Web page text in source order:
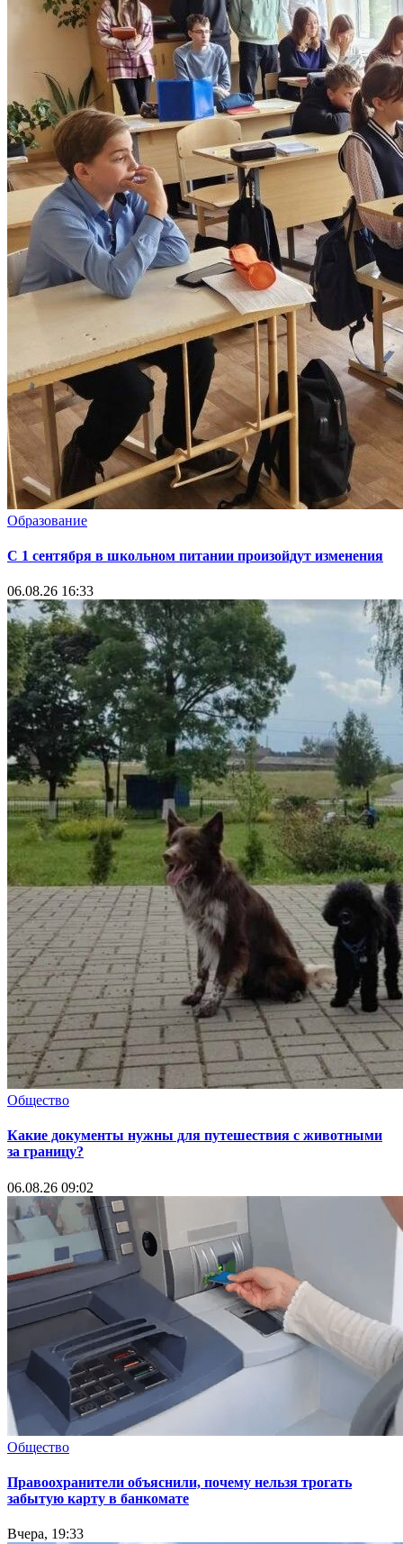
Образование
С 1 сентября в школьном питании произойдут изменения
06.08.26 16:33
Общество
Какие документы нужны для путешествия с животными
за границу?
06.08.26 09:02
Общество
Правоохранители объяснили, почему нельзя трогать
забытую карту в банкомате
Вчера, 19:33